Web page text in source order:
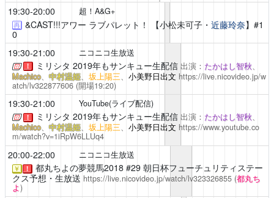
19:30-20:00 超！A&G+
再 &CAST!!!アワー ラブパレット！ 【小松未可子・ 近藤玲奈】#1
0
19:30-21:00
ニコニコ生放送
！ ミリシタ 2019年もサンキュー生配信 出演： たかはし智秋、
Machico、中村温姫、 坂上陽三、 小美野日出文 https://live.nicovideo.jp/w
atch/lv322877606(開場19:20)
19:30-21:00 YouTube(ライブ配信)
！ ミリシタ 2019年もサンキュー生配信 出演： たかはし智秋、
Machico、中村温姫、 坂上陽三、 小美野日出文 https://www.youtube.co
m/watch?v=1iRpW6LLUq4
20:00-22:00 ニコニコ生放送
￥ ！ 都丸ちよの夢競馬2018#29 朝日杯フューチュリティステー
クス予想・生放送 https://live.nicovideo.jp/watch/lv323326855 (都丸ち
よ)